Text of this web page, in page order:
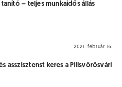
tanító – teljes munkaidős állás
2021. február 16.
asszisztenst keres a Pilisvörösvári